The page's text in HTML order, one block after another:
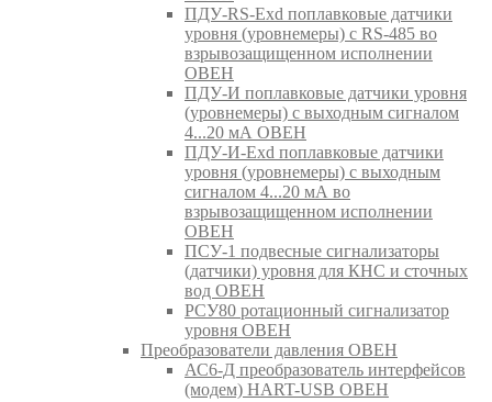
ПДУ-RS-Exd поплавковые датчики
уровня (уровнемеры) с RS-485 во
взрывозащищенном исполнении
ОВЕН
ПДУ-И поплавковые датчики уровня
(уровнемеры) с выходным сигналом
4...20 мА ОВЕН
ПДУ-И-Exd поплавковые датчики
уровня (уровнемеры) с выходным
сигналом 4...20 мА во
взрывозащищенном исполнении
ОВЕН
ПСУ-1 подвесные сигнализаторы
(датчики) уровня для КНС и сточных
вод ОВЕН
РСУ80 ротационный сигнализатор
уровня ОВЕН
Преобразователи давления ОВЕН
АС6-Д преобразователь интерфейсов
(модем) HART-USB ОВЕН